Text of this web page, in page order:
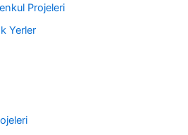
Projeleri
Yerler